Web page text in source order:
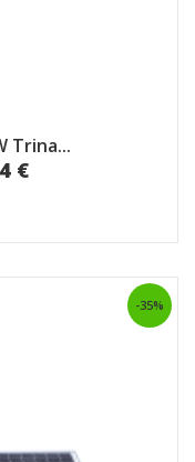
Trina...
€
-35%